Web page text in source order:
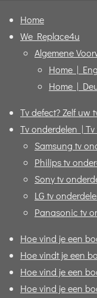
Home
We Replace4u
Algemene
Home |
Home |
Tv defect? Zelf uw
Tv onderdelen |
Samsung tv
Philips tv
Sony tv
LG tv
Panasonic tv
Hoe vind je een
Hoe vindt je een
Hoe vind je een
Hoe vind je een